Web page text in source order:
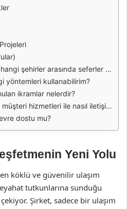
arasında seferler düzenlenmektedir?
yöntemleri kullanabilirim?
ikramlar nelerdir?
hizmetleri ile nasıl iletişime geçebilirim?
dostu mu?
Yeni Yolu
köklü ve güvenilir ulaşım
tutkunlarına sunduğu
Şirket, sadece bir ulaşım